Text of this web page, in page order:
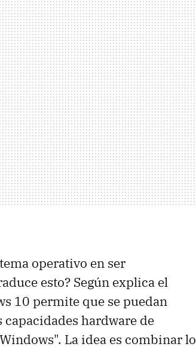
operativo en ser
esto? Según explica el
10 permite que se puedan
hardware de
La idea es combinar lo